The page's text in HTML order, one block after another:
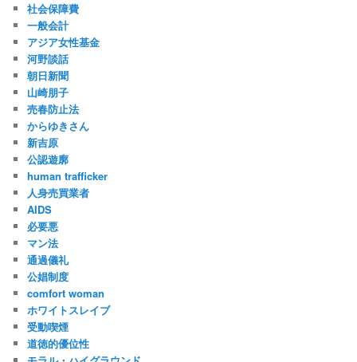
社会保障費
一般会計
アジア女性基金
河野談話
朝日新聞
山崎朋子
売春防止法
からゆきさん
新吉原
公認遊廓
human trafficker
人身売買業者
AIDS
必要悪
マン法
通過儀礼
公娼制度
comfort woman
ホワイトスレイブ
受動喫煙
道徳的優位性